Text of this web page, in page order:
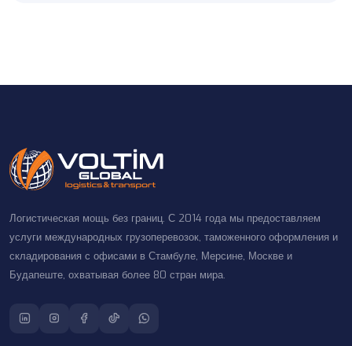
Логистическая мощь без границ. С 2014 года мы предоставляем
услуги международных грузоперевозок, таможенного оформления и
складирования с офисами в Стамбуле, Мерсине, Москве и
Будапеште, охватывая более 80 стран мира.